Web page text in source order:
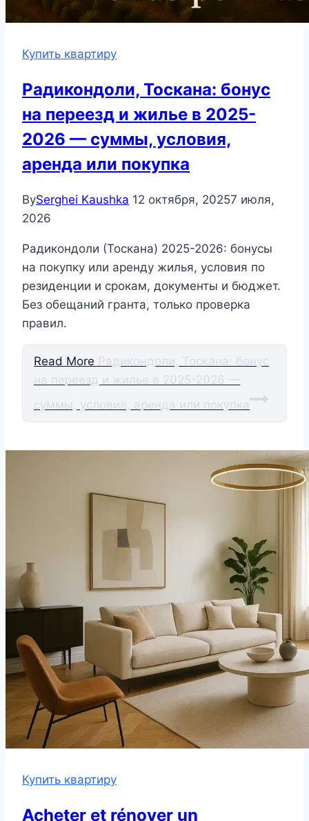
Купить квартиру
Радикондоли, Тоскана: бонус
на переезд и жилье в 2025-
2026 — суммы, условия,
аренда или покупка
BySerghei Kaushka 12 октября, 20257 июля,
2026
Радикондоли (Тоскана) 2025-2026: бонусы
на покупку или аренду жилья, условия по
резиденции и срокам, документы и бюджет.
Без обещаний гранта, только проверка
правил.
Read More Радикондоли, Тоскана: бонус
на переезд и жилье в 2025-2026 —
суммы, условия, аренда или покупка
Купить квартиру
Acheter et rénover un